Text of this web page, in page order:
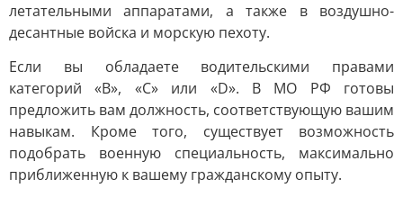
летательными аппаратами, а также в воздушно-
десантные войска и морскую пехоту.
Если вы обладаете водительскими правами
категорий «В», «С» или «D». В МО РФ готовы
предложить вам должность, соответствующую вашим
навыкам. Кроме того, существует возможность
подобрать военную специальность, максимально
приближенную к вашему гражданскому опыту.